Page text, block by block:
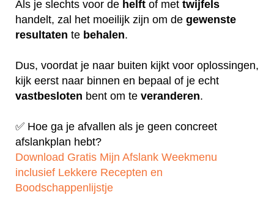
Als je slechts voor de helft of met twijfels
handelt, zal het moeilijk zijn om de gewenste
resultaten te behalen.
Dus, voordat je naar buiten kijkt voor oplossingen,
kijk eerst naar binnen en bepaal of je echt
vastbesloten bent om te veranderen.
✅ Hoe ga je afvallen als je geen concreet
afslankplan hebt?
Download Gratis Mijn Afslank Weekmenu
inclusief Lekkere Recepten en
Boodschappenlijstje